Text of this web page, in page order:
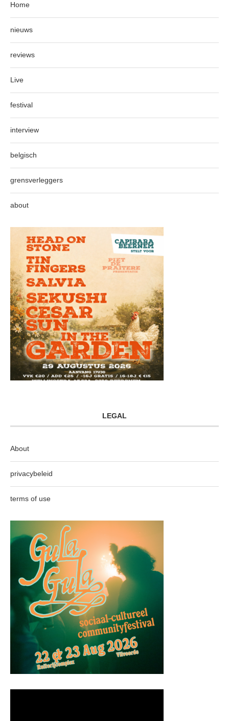
Home
nieuws
reviews
Live
festival
interview
belgisch
grensverleggers
about
LEGAL
About
privacybeleid
terms of use